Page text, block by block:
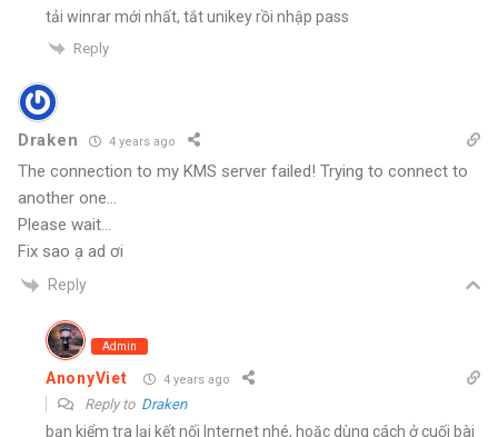
tải winrar mới nhất, tắt unikey rồi nhập pass
Reply
Draken 4 years ago
The connection to my KMS server failed! Trying to connect to
another one…
Please wait…
Fix sao ạ ad ơi
Reply
Admin
AnonyViet 4 years ago
Reply to Draken
bạn kiểm tra lại kết nối Internet nhé, hoặc dùng cách ở cuối bài